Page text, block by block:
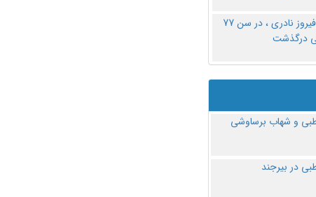
دکتر فیروز نادری ، در سن 77
درگذشت
و شهاب برساوشی
در بیرجند